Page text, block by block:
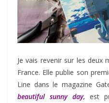
Je vais revenir sur les deux
France. Elle publie son
Line dans le magazine
beautiful sunny day, est